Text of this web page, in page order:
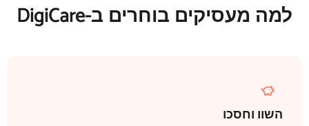
למה מעסיקים בוחרים ב-DigiCare
השוו וחסכו